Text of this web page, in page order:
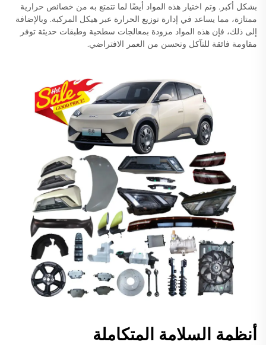
بشكل أكبر. وتم اختيار هذه المواد أيضًا لما تتمتع به من خصائص حرارية
ممتازة، مما يساعد في إدارة توزيع الحرارة عبر هيكل المركبة. وبالإضافة
إلى ذلك، فإن هذه المواد مزودة بمعالجات سطحية وطبقات حديثة توفر
مقاومة فائقة للتآكل وتحسن من العمر الافتراضي.
أنظمة السلامة المتكاملة